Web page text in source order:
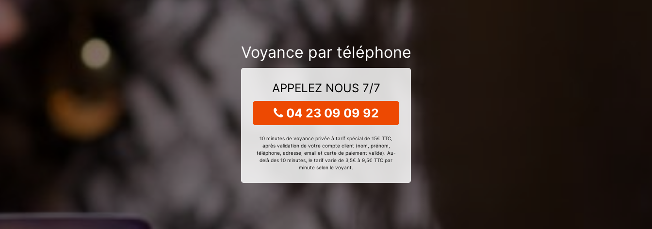
Voyance par téléphone
APPELEZ NOUS 7/7
04 23 09 09 92
10 minutes de voyance privée à tarif spécial de 15€ TTC,
après validation de votre compte client (nom, prénom,
téléphone, adresse, email et carte de paiement valide). Au-
delà des 10 minutes, le tarif varie de 3,5€ à 9,5€ TTC par
minute selon le voyant.